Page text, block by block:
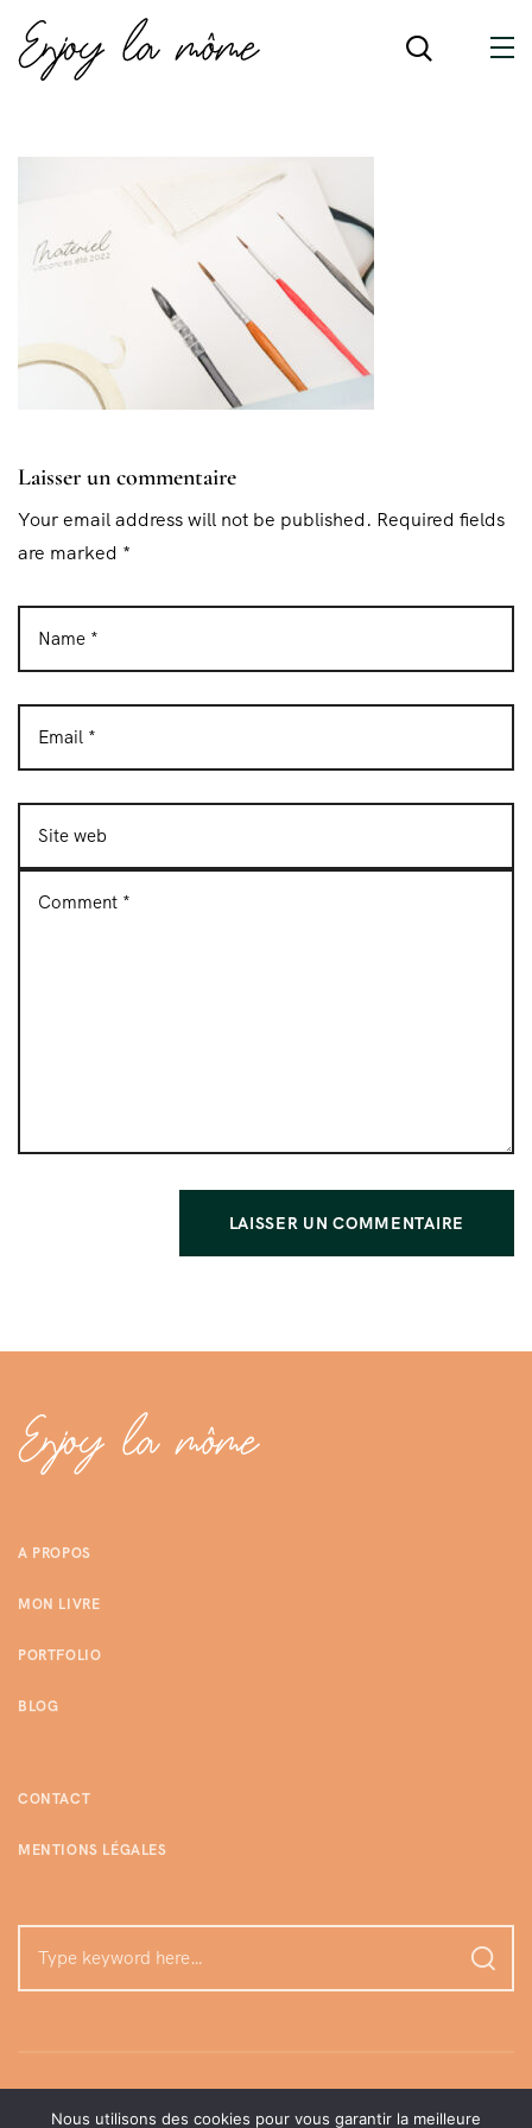
Laisser un commentaire
Your email address will not be published. Required fields
are marked *
A PROPOS
MON LIVRE
PORTFOLIO
BLOG
CONTACT
MENTIONS LÉGALES
Nous utilisons des cookies pour vous garantir la meilleure